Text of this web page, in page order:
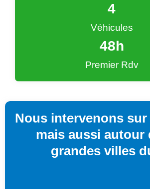
Véhicules
4
Premier Rdv
48h
Nous intervenons
mais aussi autour
grandes villes